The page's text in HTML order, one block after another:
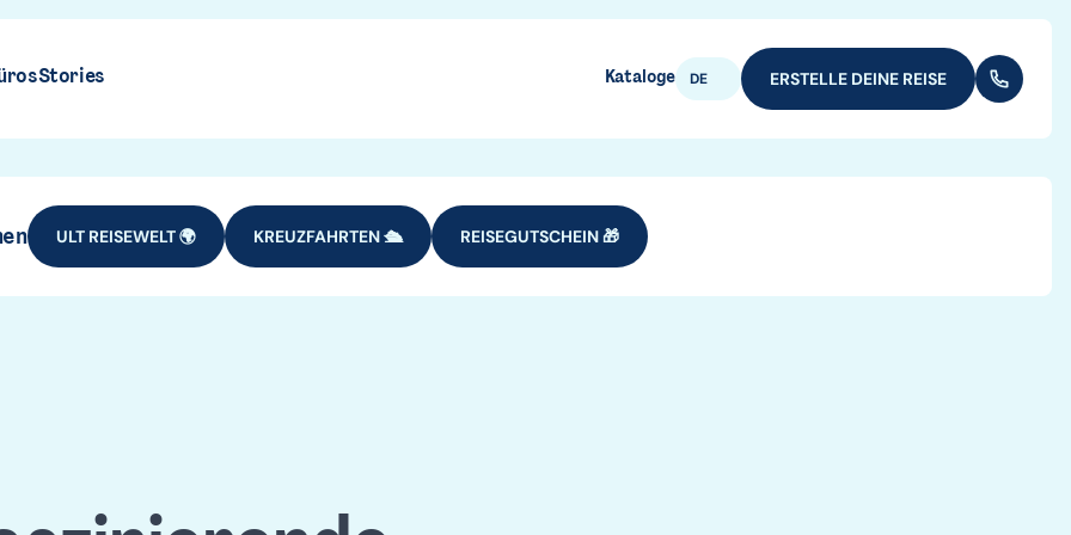
Stories Kataloge ERSTELLE DEINE REISE
DE (+352)
ULT REISEWELT 🌍 KREUZFAHRTEN 🛳️ REISEGUTSCHEIN 🎁